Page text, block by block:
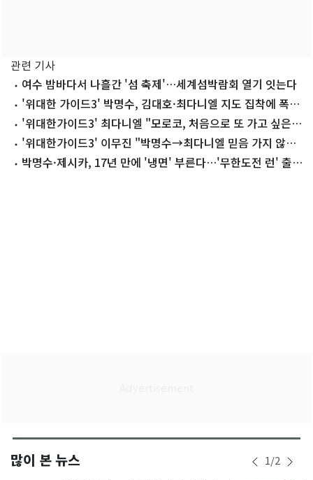
관련 기사
여수 밤바다서 나흘간 '섬 축제'…세계섬박람회 열기 잇는다
'위대한 가이드3' 박명수, 김대호·최다니엘 지도 집착에 폭발
[RE:TV]
'위대한가이드3' 최다니엘 "모로코, 처음으로 또 가고 싶은
나라"
'위대한가이드3' 이무진 "박명수→최다니엘 믿음 가지 않
아"…총무 도전
박명수·제시카, 17년 만에 '냉면' 부른다…'무한도전 런' 출
많이 본 뉴스 1/2